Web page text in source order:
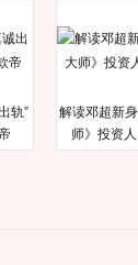
轨”
解读邓超新
师》投资